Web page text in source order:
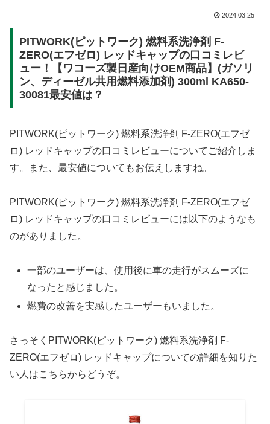
2024.03.25
PITWORK(ピットワーク) 燃料系洗浄剤 F-
ZERO(エフゼロ) レッドキャップの口コミレビ
ュー！【ワコーズ製日産向けOEM商品】(ガソリ
ン、ディーゼル共用燃料添加剤) 300ml KA650-
30081最安値は？
PITWORK(ピットワーク) 燃料系洗浄剤 F-ZERO(エフゼ
ロ) レッドキャップの口コミレビューについてご紹介しま
す。また、最安値についてもお伝えしますね。
PITWORK(ピットワーク) 燃料系洗浄剤 F-ZERO(エフゼ
ロ) レッドキャップの口コミレビューには以下のようなも
のがありました。
一部のユーザーは、使用後に車の走行がスムーズに
なったと感じました。
燃費の改善を実感したユーザーもいました。
さっそくPITWORK(ピットワーク) 燃料系洗浄剤 F-
ZERO(エフゼロ) レッドキャップについての詳細を知りた
い人はこちらからどうぞ。